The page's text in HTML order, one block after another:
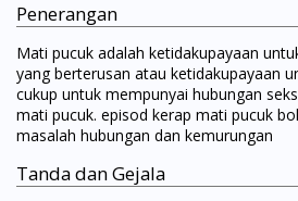
Penerangan
Mati pucuk adalah ketidakupayaan
yang berterusan atau ketidakupayaan
cukup untuk mempunyai hubungan
mati pucuk. episod kerap mati pucuk
masalah hubungan dan kemurungan
Tanda dan Gejala